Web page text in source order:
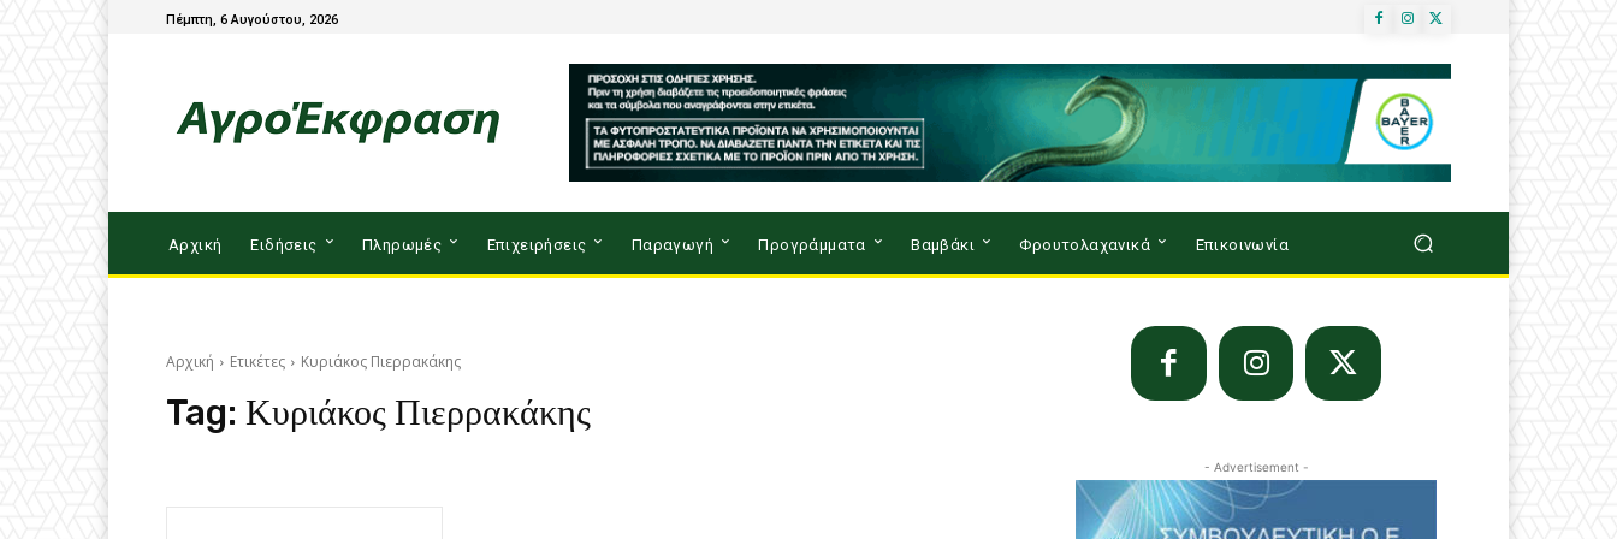
Πέμπτη, 6 Αυγούστου, 2026
Αρχική Ειδήσεις Πληρωμές Επιχειρήσεις Παραγωγή Προγράμματα Βαμβάκι Φρουτολαχανικά Επικοινωνία
Αρχική Ετικέτες Κυριάκος Πιερρακάκης
Tag: Κυριάκος Πιερρακάκης
- Advertisement -